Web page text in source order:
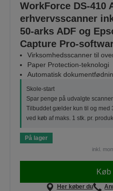
WorkForce DS-410
erhvervsscanner
50-arks ADF og
Capture Pro-
Virksomhedsscanner til
Paper Protection-teknologi
Automatisk
Skole-start
Spar penge på udvalgte
Tilbuddet gælder kun til og med
ved køb af maks. 1 stk. pr.
På lager
inkl.
Køb
Her køber du